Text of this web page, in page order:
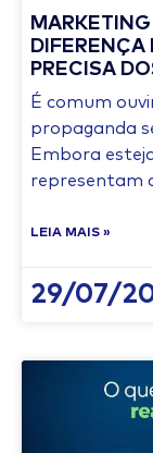
DIFERENÇA
PRECISA
É comum
propaganda
Embora
representam
LEIA MAIS »
29/07/